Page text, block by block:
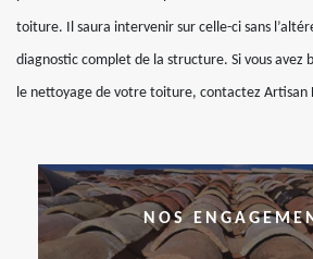
toiture. Il saura intervenir sur celle-ci sans
diagnostic complet de la structure. Si vous avez
le nettoyage de votre toiture, contactez Artisan
NOS